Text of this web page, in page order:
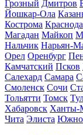
Грозный Дмитров
Йошкар-Ола
Кострома
Магадан Майкоп
Нальчик Нарьян-
Орел Оренбург
Камчатский Псков
Салехард Самара
Смоленск Сочи
Тольятти Томск
Хабаровск Ханты-
Чита Элиста